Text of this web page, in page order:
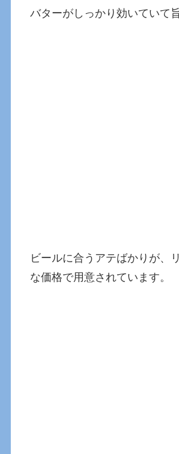
バターがしっかり効いていて
ビールに合うアテばかりが、
な価格で用意されています。